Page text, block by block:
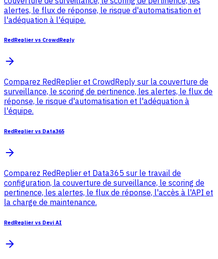
alertes, le flux de réponse, le risque d'automatisation et
l'adéquation à l'équipe.
RedReplier vs CrowdReply
Comparez RedReplier et CrowdReply sur la couverture de
surveillance, le scoring de pertinence, les alertes, le flux de
réponse, le risque d'automatisation et l'adéquation à
l'équipe.
RedReplier vs Data365
Comparez RedReplier et Data365 sur le travail de
configuration, la couverture de surveillance, le scoring de
pertinence, les alertes, le flux de réponse, l'accès à l'API et
la charge de maintenance.
RedReplier vs Devi AI